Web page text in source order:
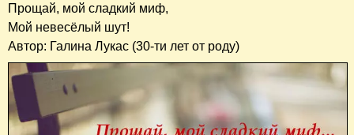
Прощай, мой сладкий миф,
Мой невесёлый шут!
Автор: Галина Лукас (30-ти лет от роду)